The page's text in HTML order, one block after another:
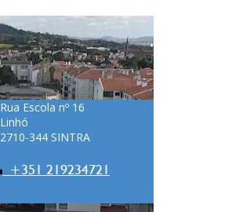
Rua Escola nº 16
Linhó
2710-344 SINTRA
+351 ​219234721